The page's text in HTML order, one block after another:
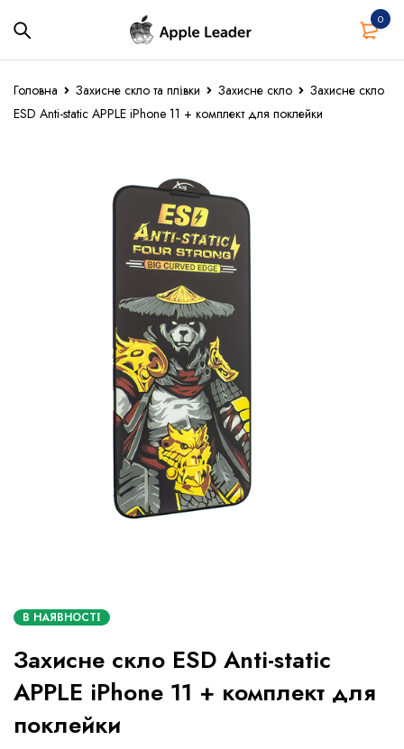
0
Головна Захисне скло та плівки Захисне скло
Захисне скло
ESD Anti-static APPLE iPhone 11 + комплект для поклейки
В НАЯВНОСТІ
Захисне скло ESD Anti-static
APPLE iPhone 11 + комплект для
поклейки